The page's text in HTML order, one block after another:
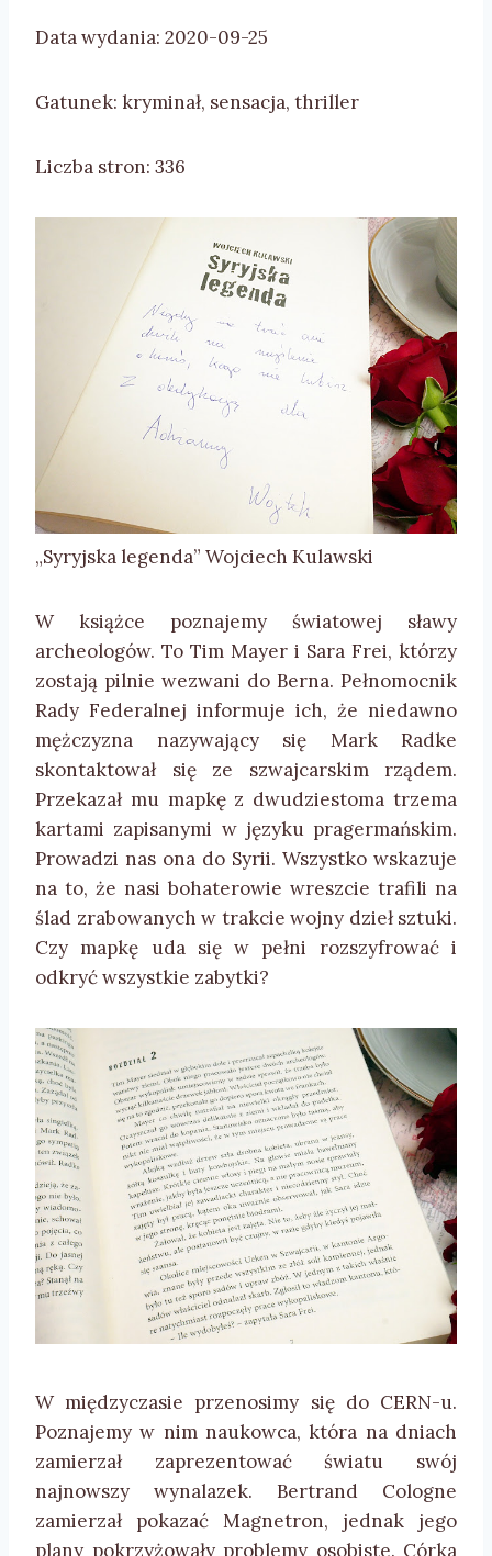
Data wydania: 2020-09-25
Gatunek: kryminał, sensacja, thriller
Liczba stron: 336
„Syryjska legenda” Wojciech Kulawski
W książce poznajemy światowej sławy
archeologów. To Tim Mayer i Sara Frei, którzy
zostają pilnie wezwani do Berna. Pełnomocnik
Rady Federalnej informuje ich, że niedawno
mężczyzna nazywający się Mark Radke
skontaktował się ze szwajcarskim rządem.
Przekazał mu mapkę z dwudziestoma trzema
kartami zapisanymi w języku pragermańskim.
Prowadzi nas ona do Syrii. Wszystko wskazuje
na to, że nasi bohaterowie wreszcie trafili na
ślad zrabowanych w trakcie wojny dzieł sztuki.
Czy mapkę uda się w pełni rozszyfrować i
odkryć wszystkie zabytki?
W międzyczasie przenosimy się do CERN-u.
Poznajemy w nim naukowca, która na dniach
zamierzał zaprezentować światu swój
najnowszy wynalazek. Bertrand Cologne
zamierzał pokazać Magnetron, jednak jego
plany pokrzyżowały problemy osobiste. Córka